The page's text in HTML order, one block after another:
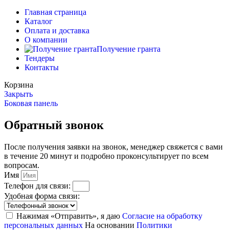
Главная страница
Каталог
Оплата и доставка
О компании
Получение гранта
Тендеры
Контакты
Корзина
Закрыть
Боковая панель
Обратный звонок
После получения заявки на звонок, менеджер свяжется с вами
в течение 20 минут и подробно проконсультирует по всем
вопросам.
Имя
Телефон для связи:
Удобная форма связи:
Нажимая «Отправить», я даю Согласие на обработку
персональных данных На основании Политики